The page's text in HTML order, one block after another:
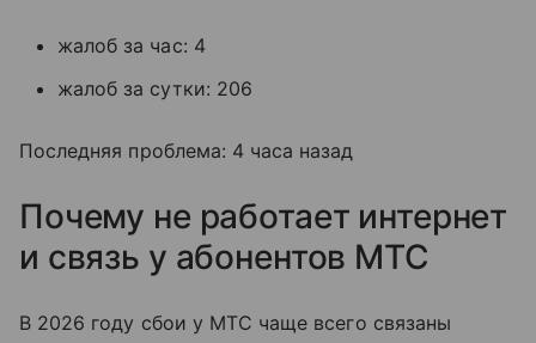
жалоб за час: 4
жалоб за сутки: 206
Последняя проблема: 4 часа назад
Почему не работает интернет
и связь у абонентов МТС
В 2026 году сбои у МТС чаще всего связаны